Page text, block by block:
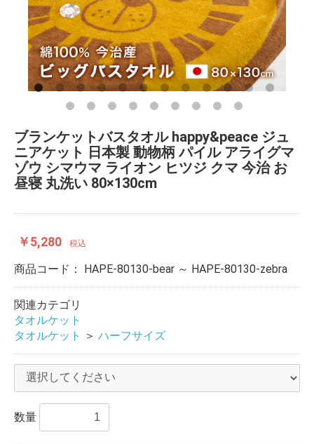
ブランケットバスタオル happy&peace ジュ
ニアケット 日本製 動物柄 パイル アライグマ
ゾウ シマウマ ライオン ヒツジ クマ 今治 お
昼寝 丸洗い 80×130cm
￥5,280 税込
商品コード： HAPE-80130-bear ～ HAPE-80130-zebra
関連カテゴリ
タオルケット
タオルケット
＞ ハーフサイズ
数量